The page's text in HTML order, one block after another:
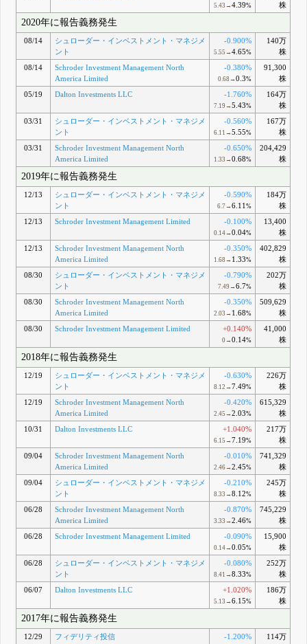
5.43→ 4.39%
株
2020年に報告義務発生
08/14
シュローダー・インベストメント・マネジメ
ント
-0.900%
5.55→ 4.65%
140万
株
08/14
Schroder Investment Management North
America Limited
-0.380%
0.68→ 0.3%
91,300
株
05/19
Dalton Investments LLC -1.760%
7.19→ 5.43%
164万
株
03/31
シュローダー・インベストメント・マネジメ
ント
-0.560%
6.11→ 5.55%
167万
株
03/31
Schroder Investment Management North
America Limited
-0.650%
1.33→ 0.68%
204,429
株
2019年に報告義務発生
12/13
シュローダー・インベストメント・マネジメ
ント
-0.590%
6.7→ 6.11 %
184万
株
12/13
Schroder Investment Management Limited -0.100%
0.14→ 0.04%
13,400
株
12/13
Schroder Investment Management North
America Limited
-0.350%
1.68→ 1.33%
402,829
株
08/30
シュローダー・インベストメント・マネジメ
ント
-0.790%
7.49→ 6.7%
202万
株
08/30
Schroder Investment Management North
America Limited
-0.350%
2.03→ 1.68%
509,629
株
08/30
Schroder Investment Management Limited +0.140%
0→ 0.14%
41,000
株
2018年に報告義務発生
12/19
シュローダー・インベストメント・マネジメ
ント
-0.630%
8.12→ 7.49%
226万
株
12/19
Schroder Investment Management North
America Limited
-0.420%
2.45→ 2.03%
615,329
株
10/31
Dalton Investments LLC +1.040%
6.15→ 7.19%
217万
株
09/04
Schroder Investment Management North
America Limited
-0.010%
2.46→ 2.45%
741,329
株
09/04
シュローダー・インベストメント・マネジメ
ント
-0.210%
8.33→ 8.12%
245万
株
06/28
Schroder Investment Management North
America Limited
-0.870%
3.33→ 2.46%
745,229
株
06/28
Schroder Investment Management Limited -0.090%
0.14→ 0.05%
15,900
株
06/28
シュローダー・インベストメント・マネジメ
ント
-0.080%
8.41→ 8.33%
252万
株
06/07
Dalton Investments LLC +1.020%
5.13→ 6.15%
186万
株
2017年に報告義務発生
12/29 フィデリティ投信
-1.200%
114万